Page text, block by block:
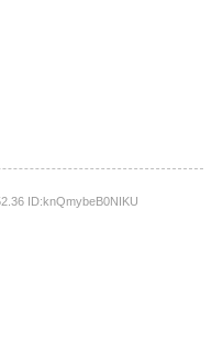
ID:knQmybeB0NIKU